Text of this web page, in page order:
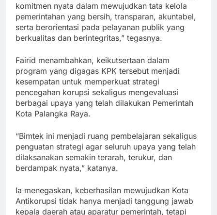
komitmen nyata dalam mewujudkan tata kelola
pemerintahan yang bersih, transparan, akuntabel,
serta berorientasi pada pelayanan publik yang
berkualitas dan berintegritas,” tegasnya.
Fairid menambahkan, keikutsertaan dalam
program yang digagas KPK tersebut menjadi
kesempatan untuk memperkuat strategi
pencegahan korupsi sekaligus mengevaluasi
berbagai upaya yang telah dilakukan Pemerintah
Kota Palangka Raya.
“Bimtek ini menjadi ruang pembelajaran sekaligus
penguatan strategi agar seluruh upaya yang telah
dilaksanakan semakin terarah, terukur, dan
berdampak nyata,” katanya.
Ia menegaskan, keberhasilan mewujudkan Kota
Antikorupsi tidak hanya menjadi tanggung jawab
kepala daerah atau aparatur pemerintah, tetapi